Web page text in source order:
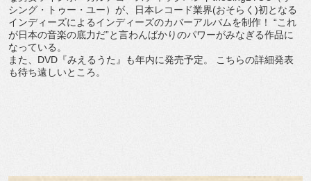
シング・トゥー・ユー）が、日本レコード業界(おそらく)初となる
インディーズによるインディーズのカバーアルバムを制作！ “これ
が日本の音楽の底力だ”と言わんばかりのパワーがみなぎる作品に
なっている。
また、DVD『みえるうた』も年内に発売予定。 こちらの詳細発表
も待ち遠しいところ。